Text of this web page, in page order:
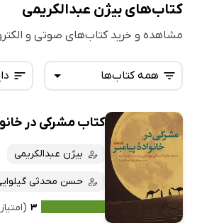
کتاب‌های بیژن عبدالکریمی
مشاهده و خرید کتاب‌های صوتی و
همه کتاب‌ها
همه کتاب‌ها
کتاب‌های صوتی
کتاب‌های متنی
کتاب مشرکی در
بیژن عبدالکریمی
حسن محدثی
۳ (امتیاز ۴ نفر)